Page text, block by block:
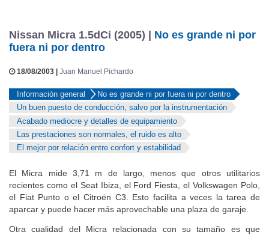
Nissan Micra 1.5dCi (2005) | No es grande ni por
fuera ni por dentro
18/08/2003 | Juan Manuel Pichardo
Información general
No es grande ni por fuera ni por dentro
Un buen puesto de conducción, salvo por la instrumentación
Acabado mediocre y detalles de equipamiento
Las prestaciones son normales, el ruido es alto
El mejor por relación entre confort y estabilidad
El Micra mide 3,71 m de largo, menos que otros utilitarios
recientes como el Seat Ibiza, el Ford Fiesta, el Volkswagen Polo,
el Fiat Punto o el Citroën C3. Esto facilita a veces la tarea de
aparcar y puede hacer más aprovechable una plaza de garaje.
Otra cualidad del Micra relacionada con su tamaño es que